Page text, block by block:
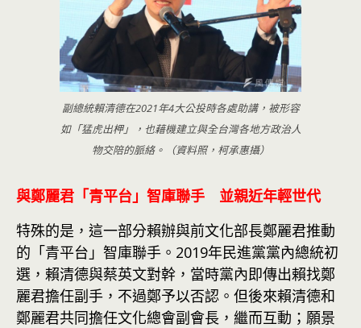
副總統賴清德在2021年4大公投時各處助講，被形容
如「猛虎出柙」，也藉機建立與全台灣各地方政治人
物交陪的脈絡。（資料照，柯承惠攝）
與鄭麗君「青平台」智庫聯手 並親近年輕世代
特殊的是，這一部分賴辦與前文化部長鄭麗君推動
的「青平台」智庫聯手。2019年民進黨黨內總統初
選，賴清德與蔡英文對幹，當時黨內即傳出賴找鄭
麗君擔任副手，不過鄭予以否認。但後來賴清德和
鄭麗君共同擔任文化總會副會長，繼而互動；願景